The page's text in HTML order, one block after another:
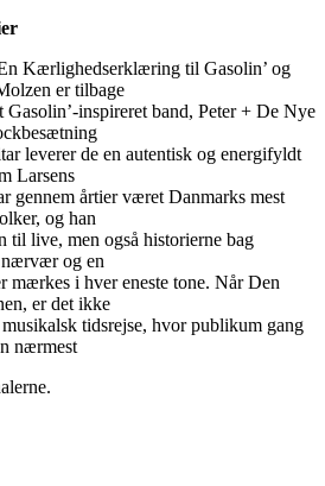
Kærlighedserklæring til Gasolin’ og
er tilbage
Gasolin’-inspireret band, Peter + De Nye
leverer de en autentisk og energifyldt
Larsens
gennem årtier været Danmarks mest
og han
til live, men også historierne bag
nærvær og en
mærkes i hver eneste tone. Når Den
er det ikke
tidsrejse, hvor publikum gang
nærmest